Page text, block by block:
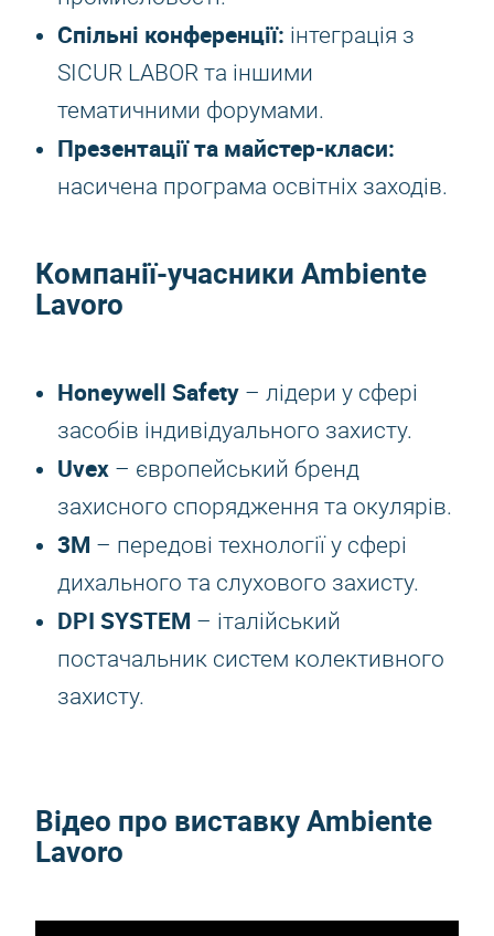
Спільні конференції: інтеграція з
SICUR LABOR та іншими
тематичними форумами.
Презентації та майстер-класи:
насичена програма освітніх заходів.
Компанії-учасники Ambiente
Lavoro
Honeywell Safety – лідери у сфері
засобів індивідуального захисту.
Uvex – європейський бренд
захисного спорядження та окулярів.
3M – передові технології у сфері
дихального та слухового захисту.
DPI SYSTEM – італійський
постачальник систем колективного
захисту.
Відео про виставку Ambiente
Lavoro